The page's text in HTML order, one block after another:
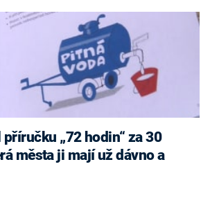
města ji mají už dávno a